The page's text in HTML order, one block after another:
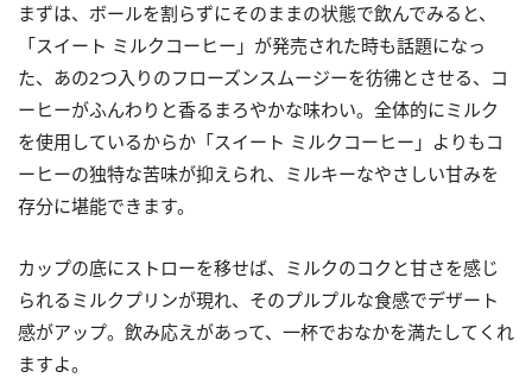
まずは、ボールを割らずにそのままの状態で飲んでみると、
「スイート ミルクコーヒー」が発売された時も話題になっ
た、あの2つ入りのフローズンスムージーを彷彿とさせる、コ
ーヒーがふんわりと香るまろやかな味わい。全体的にミルク
を使用しているからか「スイート ミルクコーヒー」よりもコ
ーヒーの独特な苦味が抑えられ、ミルキーなやさしい甘みを
存分に堪能できます。
カップの底にストローを移せば、ミルクのコクと甘さを感じ
られるミルクプリンが現れ、そのプルプルな食感でデザート
感がアップ。飲み応えがあって、一杯でおなかを満たしてくれ
ますよ。